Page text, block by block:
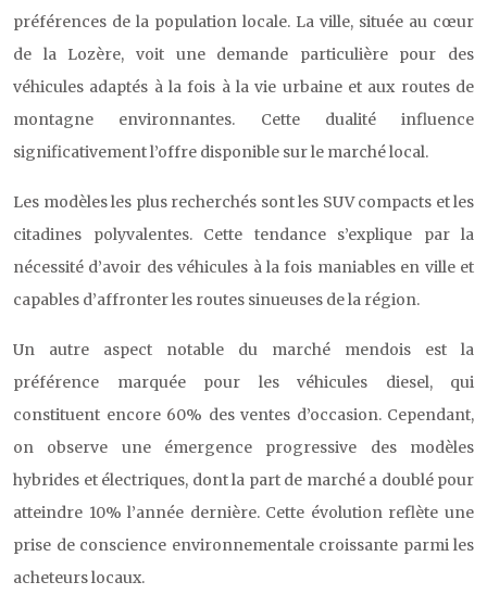
préférences de la population locale. La ville, située au cœur
de la Lozère, voit une demande particulière pour des
véhicules adaptés à la fois à la vie urbaine et aux routes de
montagne environnantes. Cette dualité influence
significativement l’offre disponible sur le marché local.
Les modèles les plus recherchés sont les SUV compacts et les
citadines polyvalentes. Cette tendance s’explique par la
nécessité d’avoir des véhicules à la fois maniables en ville et
capables d’affronter les routes sinueuses de la région.
Un autre aspect notable du marché mendois est la
préférence marquée pour les véhicules diesel, qui
constituent encore 60% des ventes d’occasion. Cependant,
on observe une émergence progressive des modèles
hybrides et électriques, dont la part de marché a doublé pour
atteindre 10% l’année dernière. Cette évolution reflète une
prise de conscience environnementale croissante parmi les
acheteurs locaux.